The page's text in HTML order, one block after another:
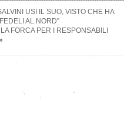
USI IL SUO, VISTO CHE HA
AL NORD”
FORCA PER I RESPONSABILI